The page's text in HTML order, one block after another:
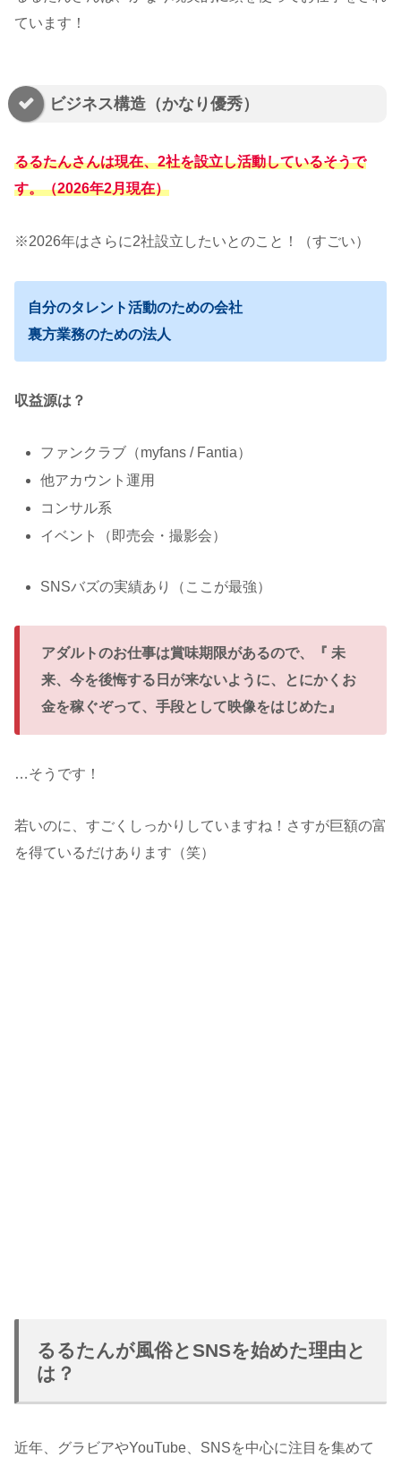
ています！
ビジネス構造（かなり優秀）
るるたんさんは現在、2社を設立し活動しているそうで
す。（2026年2月現在）
※2026年はさらに2社設立したいとのこと！（すごい）
自分のタレント活動のための会社
裏方業務のための法人
収益源は？
ファンクラブ（myfans / Fantia）
他アカウント運用
コンサル系
イベント（即売会・撮影会）
SNSバズの実績あり（ここが最強）
アダルトのお仕事は賞味期限があるので、『 未
来、今を後悔する日が来ないように、とにかくお
金を稼ぐぞって、手段として映像をはじめた』
…そうです！
若いのに、すごくしっかりしていますね！さすが巨額の富
を得ているだけあります（笑）
るるたんが風俗とSNSを始めた理由と
は？
近年、グラビアやYouTube、SNSを中心に注目を集めて